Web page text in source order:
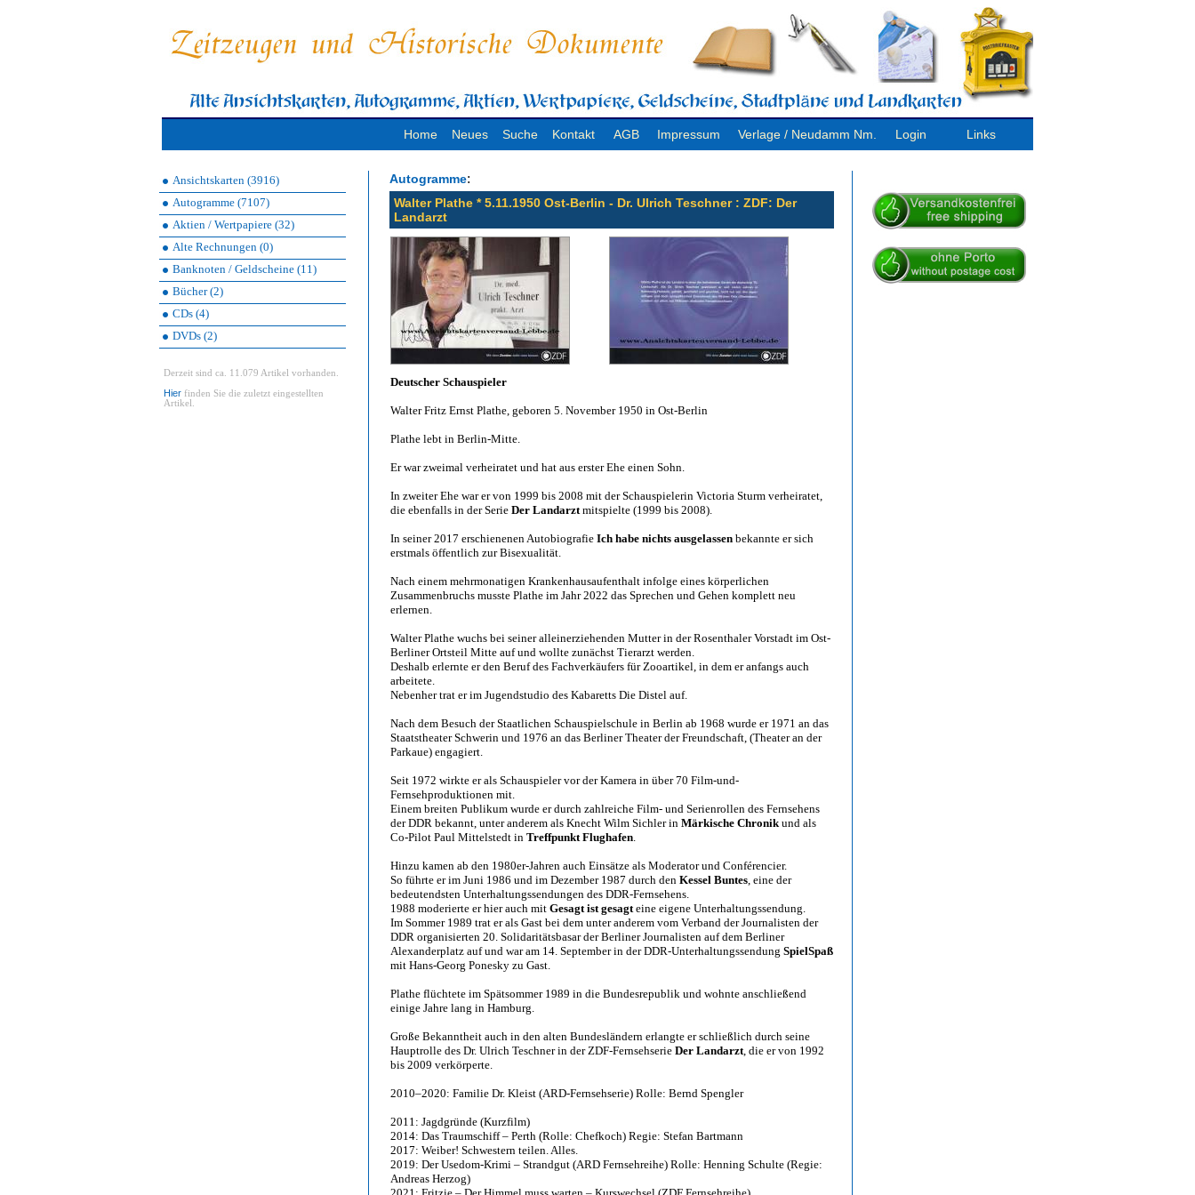
Home Neues Suche Kontakt AGB Impressum Verlage / Neudamm Nm. Login Links
Ansichtskarten (3916)
Autogramme (7107)
Aktien / Wertpapiere (32)
Alte Rechnungen (0)
Banknoten / Geldscheine (11)
Bücher (2)
CDs (4)
DVDs (2)
Derzeit sind ca. 11.079 Artikel vorhanden.
Hier finden Sie die zuletzt eingestellten
Artikel.
Autogramme:
Walter Plathe * 5.11.1950 Ost-Berlin - Dr. Ulrich Teschner : ZDF: Der
Landarzt
Deutscher Schauspieler
Walter Fritz Ernst Plathe, geboren 5. November 1950 in Ost-Berlin
Plathe lebt in Berlin-Mitte.
Er war zweimal verheiratet und hat aus erster Ehe einen Sohn.
In zweiter Ehe war er von 1999 bis 2008 mit der Schauspielerin Victoria Sturm verheiratet,
die ebenfalls in der Serie Der Landarztmitspielte (1999 bis 2008).
In seiner 2017 erschienenen Autobiografie Ich habe nichts ausgelassen bekannte er sich
erstmals öffentlich zur Bisexualität.
Nach einem mehrmonatigen Krankenhausaufenthalt infolge eines körperlichen
Zusammenbruchs musste Plathe im Jahr 2022 das Sprechen und Gehen komplett neu
erlernen.
Walter Plathe wuchs bei seiner alleinerziehenden Mutter in der Rosenthaler Vorstadt im Ost-
Berliner Ortsteil Mitte auf und wollte zunächst Tierarzt werden.
Deshalb erlernte er den Beruf des Fachverkäufers für Zooartikel, in dem er anfangs auch
arbeitete.
Nebenher trat er im Jugendstudio des Kabaretts Die Distel auf.
Nach dem Besuch der Staatlichen Schauspielschule in Berlin ab 1968 wurde er 1971 an das
Staatstheater Schwerin und 1976 an das Berliner Theater der Freundschaft, (Theater an der
Parkaue) engagiert.
Seit 1972 wirkte er als Schauspieler vor der Kamera in über 70 Film-und-
Fernsehproduktionen mit.
Einem breiten Publikum wurde er durch zahlreiche Film- und Serienrollen des Fernsehens
der DDR bekannt, unter anderem als Knecht Wilm Sichler in Märkische Chronikund als
Co-Pilot Paul Mittelstedt in Treffpunkt Flughafen.
Hinzu kamen ab den 1980er-Jahren auch Einsätze als Moderator und Conférencier.
So führte er im Juni 1986 und im Dezember 1987 durch den Kessel Buntes, eine der
bedeutendsten Unterhaltungssendungen des DDR-Fernsehens.
1988 moderierte er hier auch mit Gesagt ist gesagteine eigene Unterhaltungssendung.
Im Sommer 1989 trat er als Gast bei dem unter anderem vom Verband der Journalisten der
DDR organisierten 20. Solidaritätsbasar der Berliner Journalisten auf dem Berliner
Alexanderplatz auf und war am 14. September in der DDR-Unterhaltungssendung SpielSpaß
mit Hans-Georg Ponesky zu Gast.
Plathe flüchtete im Spätsommer 1989 in die Bundesrepublik und wohnte anschließend
einige Jahre lang in Hamburg.
Große Bekanntheit auch in den alten Bundesländern erlangte er schließlich durch seine
Hauptrolle des Dr. Ulrich Teschner in der ZDF-Fernsehserie Der Landarzt, die er von 1992
bis 2009 verkörperte.
2010–2020: Familie Dr. Kleist (ARD-Fernsehserie) Rolle: Bernd Spengler
2011: Jagdgründe (Kurzfilm)
2014: Das Traumschiff – Perth (Rolle: Chefkoch) Regie: Stefan Bartmann
2017: Weiber! Schwestern teilen. Alles.
2019: Der Usedom-Krimi – Strandgut (ARD Fernsehreihe) Rolle: Henning Schulte (Regie:
Andreas Herzog)